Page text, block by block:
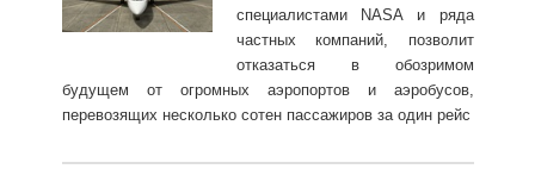
специалистами NASA и ряда
частных компаний, позволит
отказаться в обозримом
будущем от огромных аэропортов и аэробусов,
перевозящих несколько сотен пассажиров за один рейс